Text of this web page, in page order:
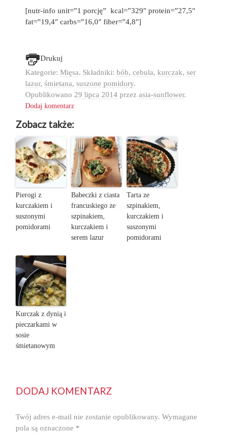
[nutr-info unit=”1 porcję” kcal=”329″ protein=”27,5″
fat=”19,4″ carbs=”16,0″ fiber=”4,8″]
Drukuj
Kategorie: Mięsa. Składniki: bób, cebula, kurczak, ser
lazur, śmietana, suszone pomidory.
Opublikowano 29 lipca 2014przez asia-sunflower.
Dodaj komentarz
Zobacz także:
Pierogi z
kurczakiem i
suszonymi
pomidorami
Babeczki z ciasta
francuskiego ze
szpinakiem,
kurczakiem i
serem lazur
Tarta ze
szpinakiem,
kurczakiem i
suszonymi
pomidorami
Kurczak z dynią i
pieczarkami w
sosie
śmietanowym
DODAJ KOMENTARZ
Twój adres e-mail nie zostanie opublikowany. Wymagane
pola są oznaczone *